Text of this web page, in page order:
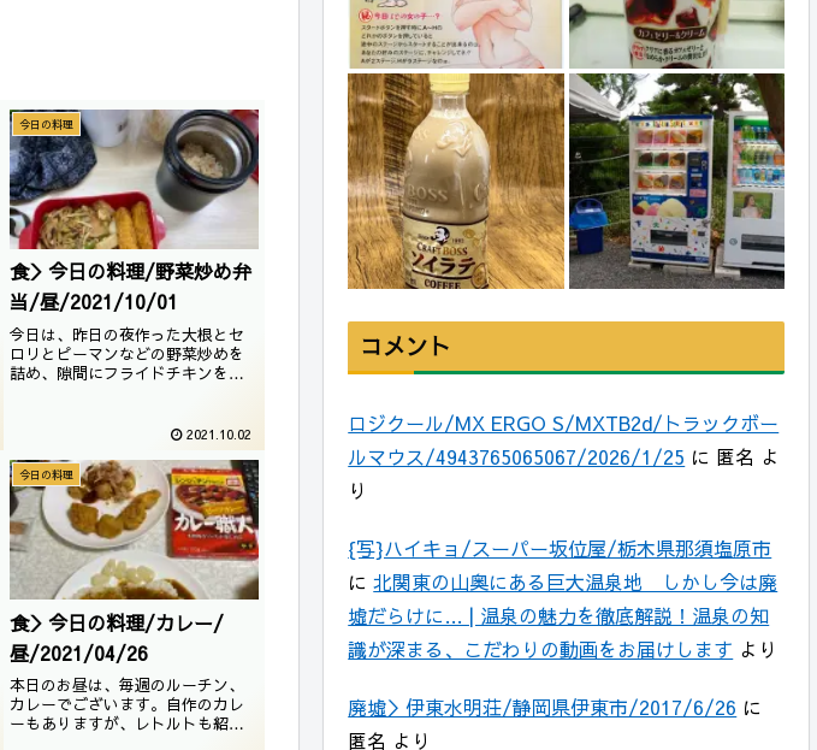
今日の料理
食＞今日の料理/野菜炒め弁
当/昼/2021/10/01
今日は、昨日の夜作った大根とセ
ロリとピーマンなどの野菜炒めを
詰め、隙間にフライドチキンを入
んなもんでいいですね。たこの炊
日：2021/10/01
2021.10.02
今日の料理
食＞今日の料理/カレー/
昼/2021/04/26
本日のお昼は、毎週のルーチン、
カレーでございます。自作のカレ
ーもありますが、レトルトも紹介
コメント
ロジクール/MX ERGO S/MXTB2d/トラックボー
ルマウス/4943765065067/2026/1/25 に 匿名 よ
り
{写}ハイキョ/スーパー坂位屋/栃木県那須塩原市
に北関東の山奥にある巨大温泉地 しかし今は廃
墟だらけに… | 温泉の魅力を徹底解説！温泉の知
識が深まる、こだわりの動画をお届けします より
廃墟＞伊東水明荘/静岡県伊東市/2017/6/26 に
匿名 より